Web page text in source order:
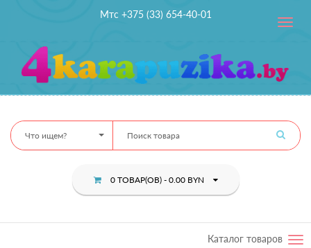
Мтс +375 (33) 654-40-01
Toggle
Что ищем?
0 ТОВАР(ОВ) - 0.00 BYN
Каталог товаров